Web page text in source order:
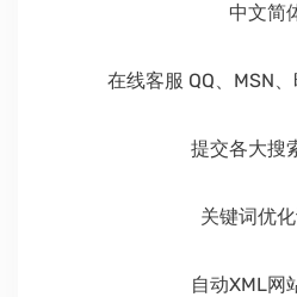
中文简
在线客服 QQ、MSN
提交各大搜
关键词优
自动XML网